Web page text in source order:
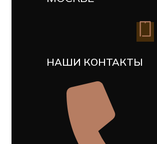
НАШИ КОНТАКТЫ